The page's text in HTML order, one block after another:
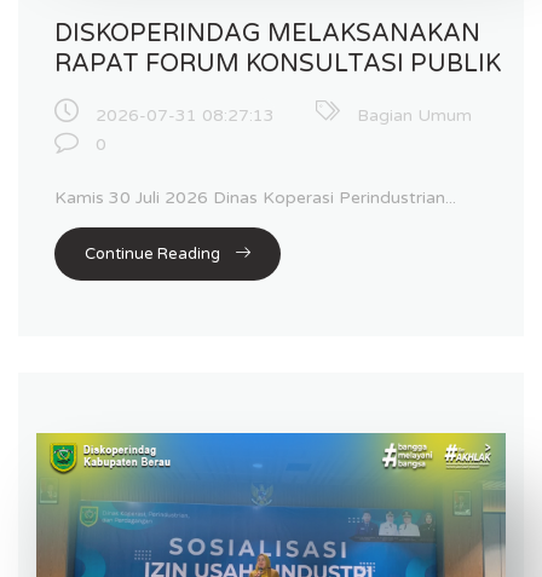
DISKOPERINDAG MELAKSANAKAN
RAPAT FORUM KONSULTASI PUBLIK
2026-07-31 08:27:13
Bagian Umum
0
Kamis 30 Juli 2026 Dinas Koperasi Perindustrian...
Continue Reading